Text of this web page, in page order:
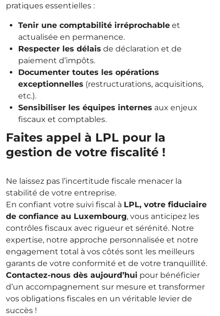
pratiques essentielles :
Tenir une comptabilité irréprochable et
actualisée en permanence.
Respecter les délais de déclaration et de
paiement d’impôts.
Documenter toutes les opérations
exceptionnelles (restructurations, acquisitions,
etc.).
Sensibiliser les équipes internes aux enjeux
fiscaux et comptables.
Faites appel à LPL pour la
gestion de votre fiscalité !
Ne laissez pas l’incertitude fiscale menacer la
stabilité de votre entreprise.
En confiant votre suivi fiscal à LPL, votre fiduciaire
de confiance au Luxembourg, vous anticipez les
contrôles fiscaux avec rigueur et sérénité. Notre
expertise, notre approche personnalisée et notre
engagement total à vos côtés sont les meilleurs
garants de votre conformité et de votre tranquillité.
Contactez-nous dès aujourd’hui pour bénéficier
d’un accompagnement sur mesure et transformer
vos obligations fiscales en un véritable levier de
succès !